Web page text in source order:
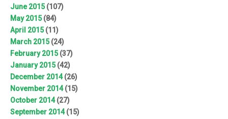
June 2015(107)
May 2015(84)
April 2015(11)
March 2015(24)
February 2015(37)
January 2015(42)
December 2014(26)
November 2014(15)
October 2014(27)
September 2014(15)